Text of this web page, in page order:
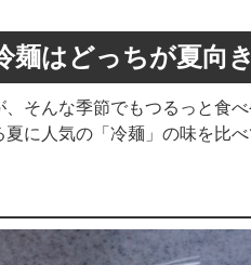
麺はどっちが夏向
そんな季節でもつるっと食
に人気の「冷麺」の味を比べ